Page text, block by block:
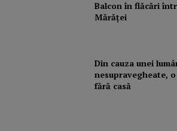
Balcon în flăcări
Mărăţei
Din cauza unei
nesupravegheate,
fără casă